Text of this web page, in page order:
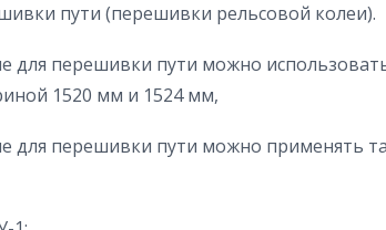
пути (перешивки рельсовой колеи).
для перешивки пути можно
1520 мм и 1524 мм,
для перешивки пути можно применять